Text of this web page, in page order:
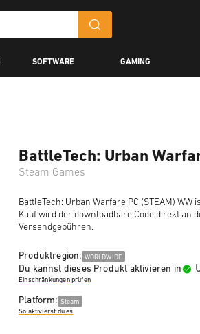
SOFTWARE GAMING
BattleTech: Urban
Steam Games
BattleTech: Urban Warfare PC (STEAM)
Kauf wird der downloadbare Code direkt an
Versandgebühren.
Produktregion: WORLDWIDE
Du kannst dieses Produkt aktivieren in
Einschränkungen prüfen
Platform: Steam
So aktivierst du es